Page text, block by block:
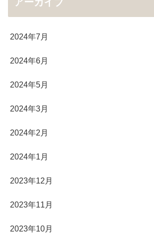
2024年7月
2024年6月
2024年5月
2024年3月
2024年2月
2024年1月
2023年12月
2023年11月
2023年10月